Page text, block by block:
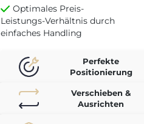
Optimales Preis-
Leistungs-Verhältnis durch
einfaches Handling
Perfekte
Positionierung
Verschieben &
Ausrichten